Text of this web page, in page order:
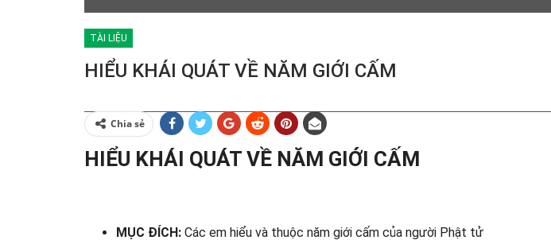
TÀI LIỆU
HIỂU KHÁI QUÁT VỀ NĂM GIỚI CẤM
Chia sẻ
HIỂU KHÁI QUÁT VỀ NĂM GIỚI CẤM
MỤC ĐÍCH: Các em hiểu và thuộc năm giới cấm của người Phật tử